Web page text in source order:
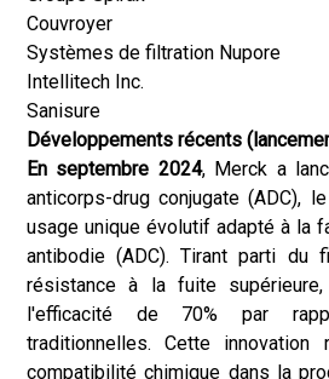
Couvroyer
Systèmes de filtration Nupore
Intellitech Inc.
Sanisure
Développements récents
En septembre 2024, Merck a
anticorps-drug conjugate (ADC),
usage unique évolutif adapté à la
antibodie (ADC). Tirant parti du
résistance à la fuite
l'efficacité de 70% par
traditionnelles. Cette
compatibilité chimique dans la